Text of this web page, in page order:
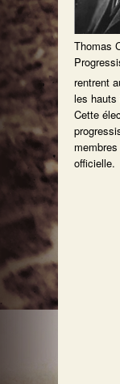
Thomas
rentrent
les hauts
Cette
officielle.